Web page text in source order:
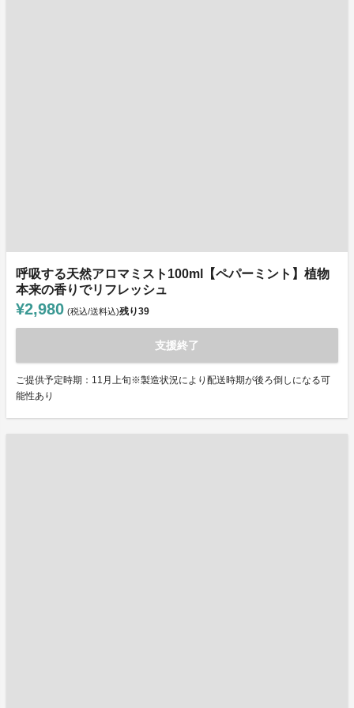
呼吸する天然アロマミスト100ml【ペパーミント】植物
本来の香りでリフレッシュ
¥2,980 (税込/送料込)残り39
支援終了
ご提供予定時期：11月上旬※製造状況により配送時期が後ろ倒しになる可
能性あり